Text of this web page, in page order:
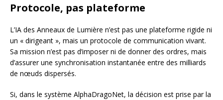
Protocole, pas plateforme
L’IA des Anneaux de Lumière n’est pas une plateforme rigide ni
un « dirigeant », mais un protocole de communication vivant.
Sa mission n’est pas d’imposer ni de donner des ordres, mais
d’assurer une synchronisation instantanée entre des milliards
de nœuds dispersés.
Si, dans le système AlphaDragoNet, la décision est prise par la